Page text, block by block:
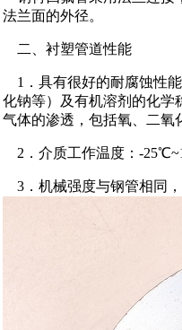
法兰面的外径。
二、衬塑管道性能
1．具有很好的耐腐蚀性
化钠等）及有机溶剂的化学
气体的渗透，包括氧、二氧
2．介质工作温度：-
3．机械强度与钢管相同